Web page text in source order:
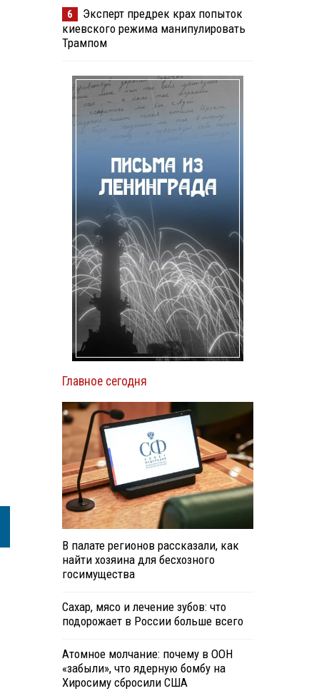
6
Эксперт предрек крах попыток
киевского режима манипулировать
Трампом
Главное сегодня
В палате регионов рассказали, как
найти хозяина для бесхозного
госимущества
Сахар, мясо и лечение зубов: что
подорожает в России больше всего
Атомное молчание: почему в ООН
«забыли», что ядерную бомбу на
Хиросиму сбросили США